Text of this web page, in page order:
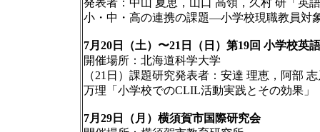
発表者：中山 夏恵，山口 高領，久村 研「英
小・中・高の連携の課題―小学校現職教員対
7月20日（土）〜21日（日）第19回 小学校英
開催場所：北海道科学大学
（21日）課題研究発表者：安達 理恵，阿部
万理「小学校でのCLIL活動実践とその効果」
7月29日（月）横須賀市国際研究会